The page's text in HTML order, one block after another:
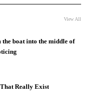
View All
boat into the middle of
Really Exist